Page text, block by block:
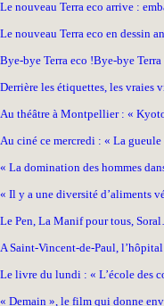
Le nouveau Terra eco arrive :
Le nouveau Terra eco en dessin
Bye-bye Terra eco !Bye-bye Terra
Derrière les étiquettes, les vraies
Au théâtre à Montpellier : «
Au ciné ce mercredi : « La
« La domination des hommes
« Il y a une diversité d’aliments
Le Pen, La Manif pour tous,
A Saint-Vincent-de-Paul,
Le livre du lundi : « L’école des
« Demain », le film qui donne